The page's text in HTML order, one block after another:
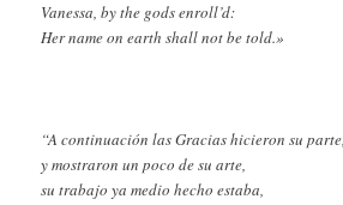
Vanessa, by the gods enroll’d:
Her name on earth shall not be told.»
“A continuación las Gracias hicieron su parte,
y mostraron un poco de su arte,
su trabajo ya medio hecho estaba,